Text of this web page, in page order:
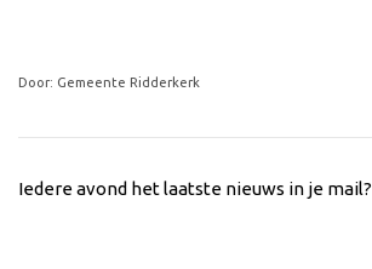
Door: Gemeente Ridderkerk
Iedere avond het laatste nieuws in je mail?